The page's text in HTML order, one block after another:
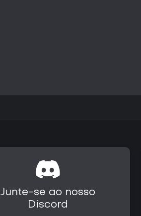
Junte-se ao nosso
Discord